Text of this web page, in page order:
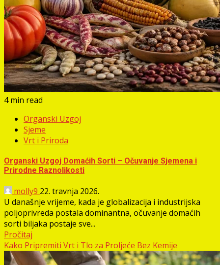
4 min read
Organski Uzgoj
Sjeme
Vrt i Priroda
Organski Uzgoj Domaćih Sorti – Očuvanje Sjemena i
Prirodne Raznolikosti
molly9 22. travnja 2026.
U današnje vrijeme, kada je globalizacija i industrijska
poljoprivreda postala dominantna, očuvanje domaćih
sorti biljaka postaje sve...
Pročitaj
Kako Pripremiti Vrt i Tlo za Proljeće Bez Kemije